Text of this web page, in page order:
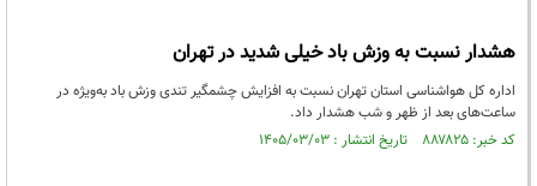
هشدار نسبت به وزش باد خیلی شدید در تهران
اداره کل هواشناسی استان تهران نسبت به افزایش چشمگیر تندی وزش باد به‌ویژه در
ساعت‌های بعد از ظهر و شب هشدار داد.
کد خبر: ۸۸۷۸۲۵ تاریخ انتشار : ۱۴۰۵/۰۳/۰۳